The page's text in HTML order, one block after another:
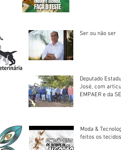
Ser ou não ser
Deputado
José, com
EMPAER e da
Moda &
feitos os